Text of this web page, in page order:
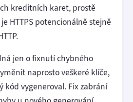
kreditních karet, prostě
HTTPS potencionálně stejně
jen o fixnutí chybného
naprosto veškeré klíče,
kód vygeneroval. Fix zabrání